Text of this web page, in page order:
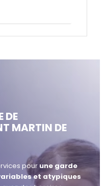
DE
MARTIN DE
pour une garde
et atypiques